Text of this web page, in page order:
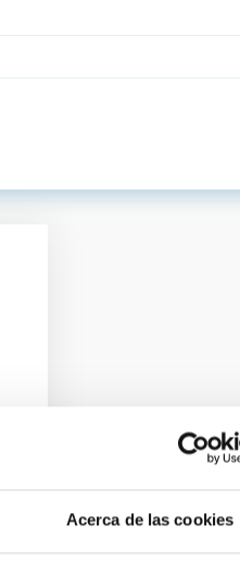
Acerca de las cookies